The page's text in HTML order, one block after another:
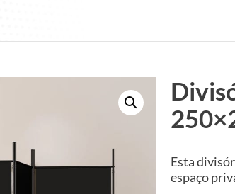
Esta
espaço